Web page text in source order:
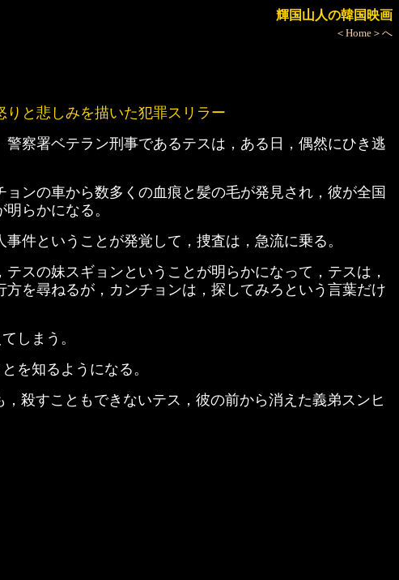
輝国山人の韓国映画
＜Home＞へ
と悲しみを描いた犯罪スリラー
察署ベテラン刑事であるテスは，ある日，偶然にひき逃
ンの車から数多くの血痕と髪の毛が発見され，彼が全国
らかになる。
件ということが発覚して，捜査は，急流に乗る。
スの妹スギョンということが明らかになって，テスは，
を尋ねるが，カンチョンは，探してみろという言葉だけ
しまう。
を知るようになる。
殺すこともできないテス，彼の前から消えた義弟スンヒ